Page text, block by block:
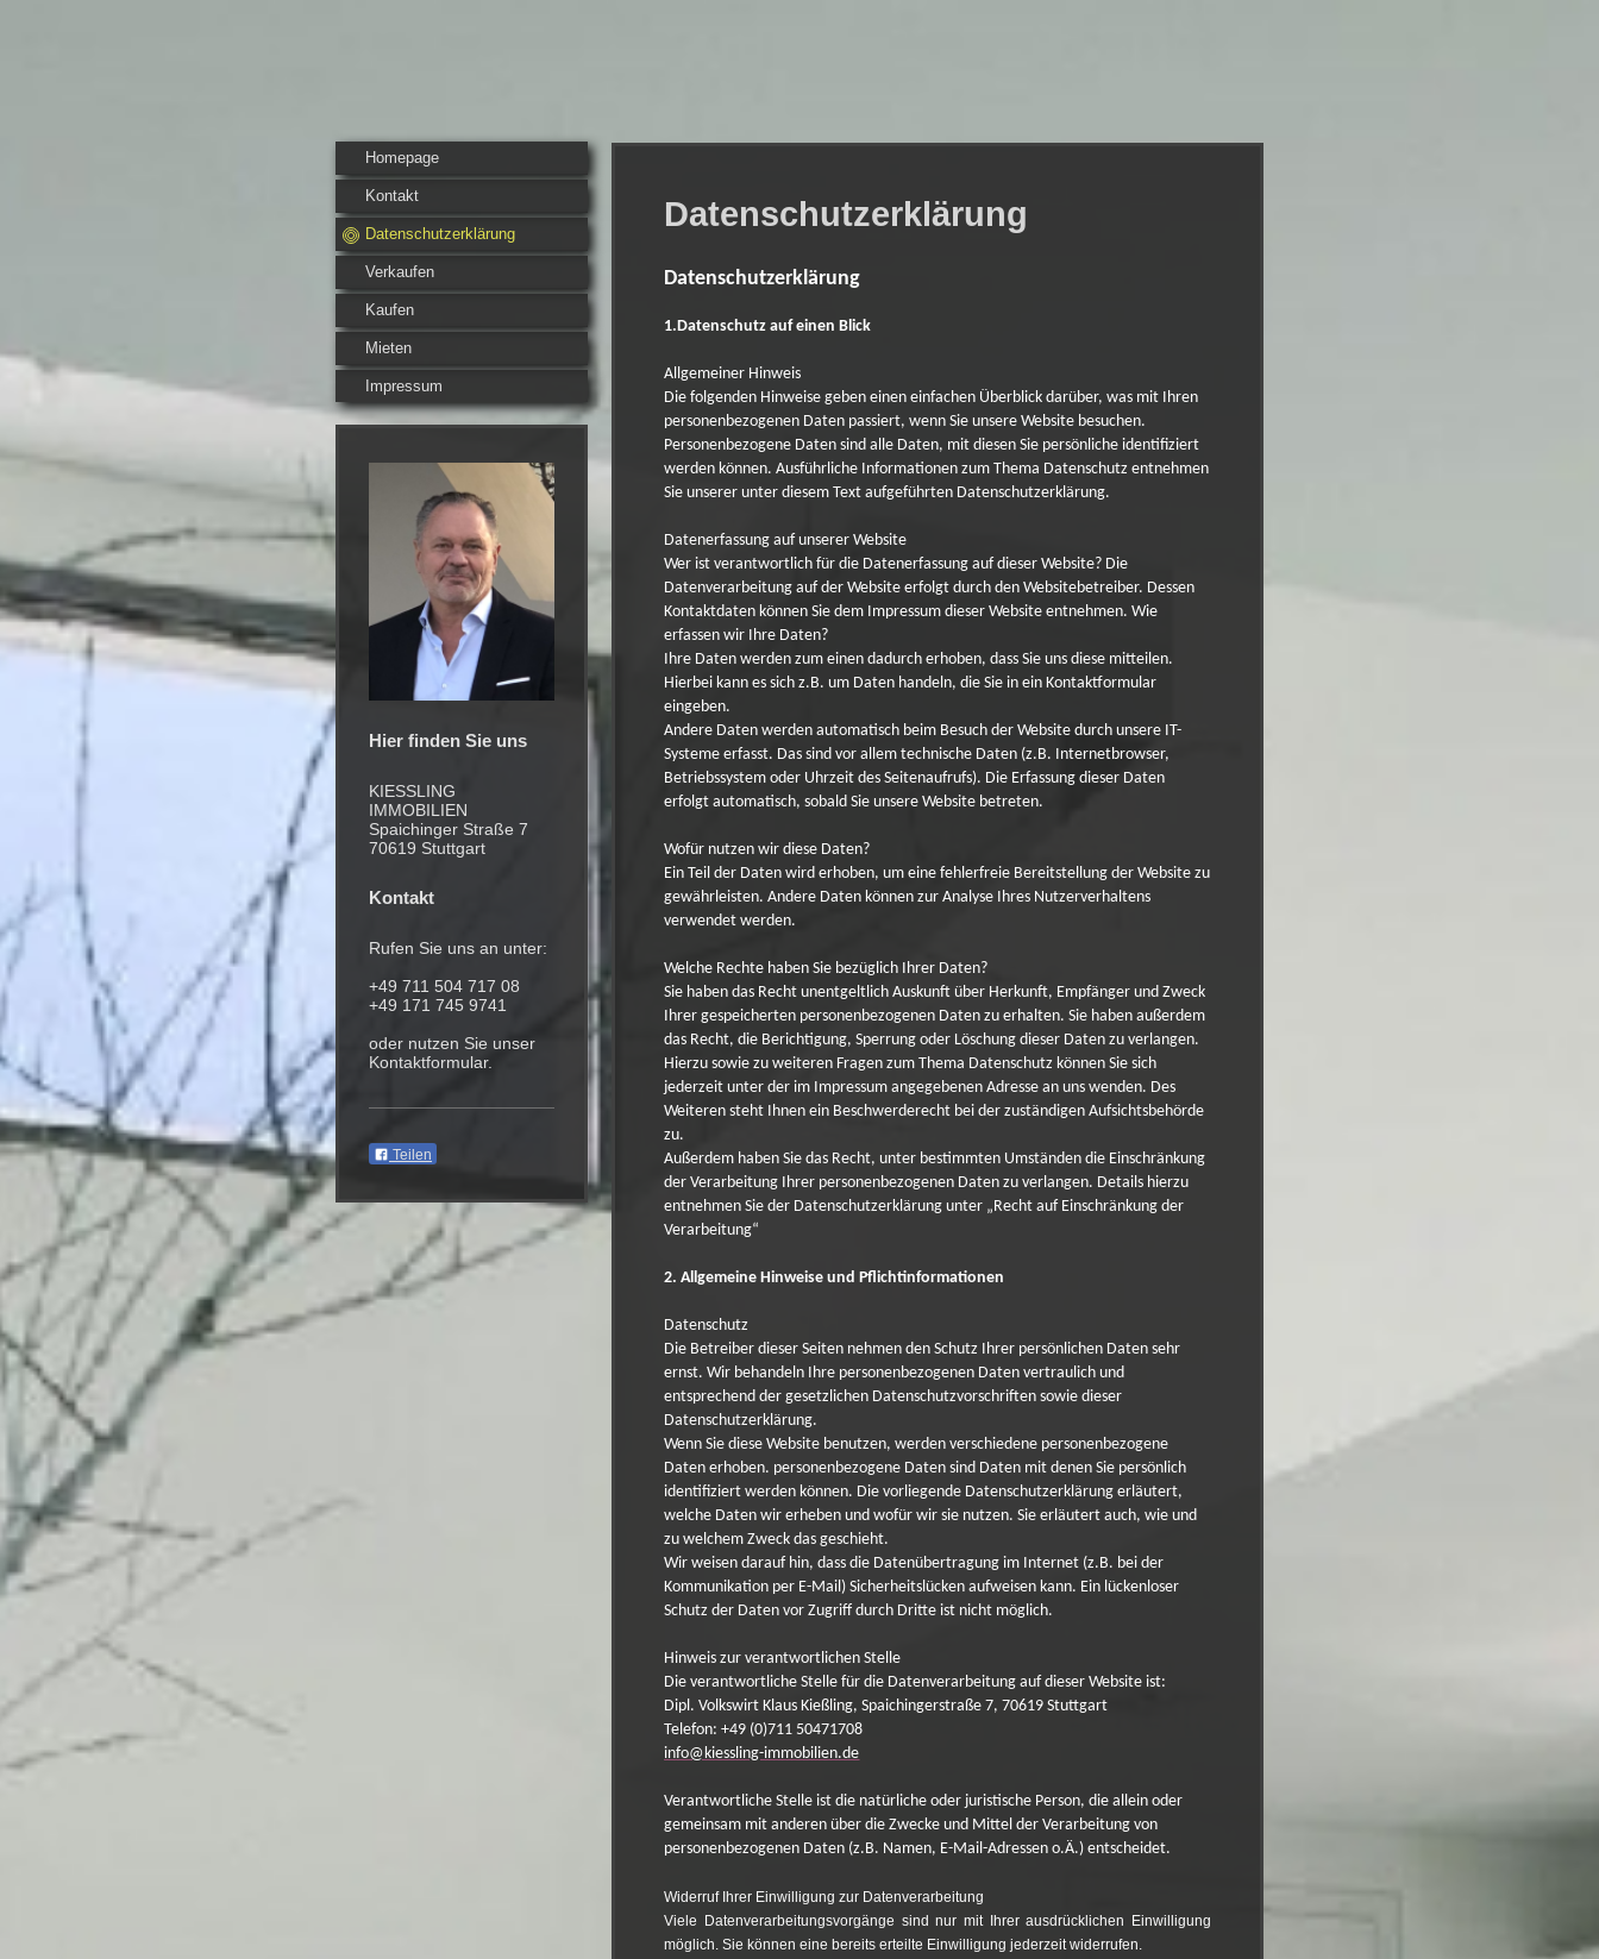
Homepage
Kontakt
Datenschutzerklärung
Verkaufen
Kaufen
Mieten
Impressum
Hier finden Sie uns
KIESSLING
IMMOBILIEN
Spaichinger Straße 7
70619 Stuttgart
Kontakt
Rufen Sie uns an unter:
+49 711 504 717 08
+49 171 745 9741
oder nutzen Sie unser
Kontaktformular.
Teilen
Datenschutzerklärung
Datenschutzerklärung
1.Datenschutz auf einen Blick
Allgemeiner Hinweis
Die folgenden Hinweise geben einen einfachen Überblick darüber, was mit Ihren
personenbezogenen Daten passiert, wenn Sie unsere Website besuchen.
Personenbezogene Daten sind alle Daten, mit diesen Sie persönliche identifiziert
werden können. Ausführliche Informationen zum Thema Datenschutz entnehmen
Sie unserer unter diesem Text aufgeführten Datenschutzerklärung.
Datenerfassung auf unserer Website
Wer ist verantwortlich für die Datenerfassung auf dieser Website? Die
Datenverarbeitung auf der Website erfolgt durch den Websitebetreiber. Dessen
Kontaktdaten können Sie dem Impressum dieser Website entnehmen. Wie
erfassen wir Ihre Daten?
Ihre Daten werden zum einen dadurch erhoben, dass Sie uns diese mitteilen.
Hierbei kann es sich z.B. um Daten handeln, die Sie in ein Kontaktformular
eingeben.
Andere Daten werden automatisch beim Besuch der Website durch unsere IT-
Systeme erfasst. Das sind vor allem technische Daten (z.B. Internetbrowser,
Betriebssystem oder Uhrzeit des Seitenaufrufs). Die Erfassung dieser Daten
erfolgt automatisch, sobald Sie unsere Website betreten.
Wofür nutzen wir diese Daten?
Ein Teil der Daten wird erhoben, um eine fehlerfreie Bereitstellung der Website zu
gewährleisten. Andere Daten können zur Analyse Ihres Nutzerverhaltens
verwendet werden.
Welche Rechte haben Sie bezüglich Ihrer Daten?
Sie haben das Recht unentgeltlich Auskunft über Herkunft, Empfänger und Zweck
Ihrer gespeicherten personenbezogenen Daten zu erhalten. Sie haben außerdem
das Recht, die Berichtigung, Sperrung oder Löschung dieser Daten zu verlangen.
Hierzu sowie zu weiteren Fragen zum Thema Datenschutz können Sie sich
jederzeit unter der im Impressum angegebenen Adresse an uns wenden. Des
Weiteren steht Ihnen ein Beschwerderecht bei der zuständigen Aufsichtsbehörde
zu.
Außerdem haben Sie das Recht, unter bestimmten Umständen die Einschränkung
der Verarbeitung Ihrer personenbezogenen Daten zu verlangen. Details hierzu
entnehmen Sie der Datenschutzerklärung unter „Recht auf Einschränkung der
Verarbeitung“
2. Allgemeine Hinweise und Pflichtinformationen
Datenschutz
Die Betreiber dieser Seiten nehmen den Schutz Ihrer persönlichen Daten sehr
ernst. Wir behandeln Ihre personenbezogenen Daten vertraulich und
entsprechend der gesetzlichen Datenschutzvorschriften sowie dieser
Datenschutzerklärung.
Wenn Sie diese Website benutzen, werden verschiedene personenbezogene
Daten erhoben. personenbezogene Daten sind Daten mit denen Sie persönlich
identifiziert werden können. Die vorliegende Datenschutzerklärung erläutert,
welche Daten wir erheben und wofür wir sie nutzen. Sie erläutert auch, wie und
zu welchem Zweck das geschieht.
Wir weisen darauf hin, dass die Datenübertragung im Internet (z.B. bei der
Kommunikation per E-Mail) Sicherheitslücken aufweisen kann. Ein lückenloser
Schutz der Daten vor Zugriff durch Dritte ist nicht möglich.
Hinweis zur verantwortlichen Stelle
Die verantwortliche Stelle für die Datenverarbeitung auf dieser Website ist:
Dipl. Volkswirt Klaus Kießling, Spaichingerstraße 7, 70619 Stuttgart
Telefon: +49 (0)711 50471708
info@kiessling-immobilien.de
Verantwortliche Stelle ist die natürliche oder juristische Person, die allein oder
gemeinsam mit anderen über die Zwecke und Mittel der Verarbeitung von
personenbezogenen Daten (z.B. Namen, E-Mail-Adressen o.Ä.) entscheidet.
Widerruf Ihrer Einwilligung zur Datenverarbeitung
Viele Datenverarbeitungsvorgänge sind nur mit Ihrer ausdrücklichen Einwilligung
möglich. Sie können eine bereits erteilte Einwilligung jederzeit widerrufen.